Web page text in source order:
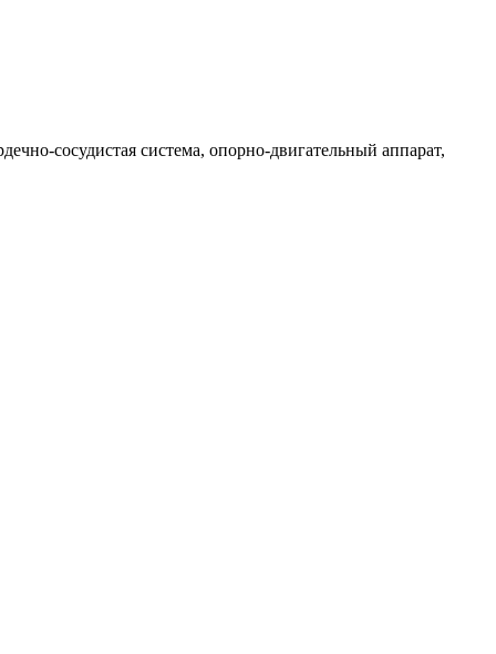
сосудистая система, опорно-двигательный аппарат,